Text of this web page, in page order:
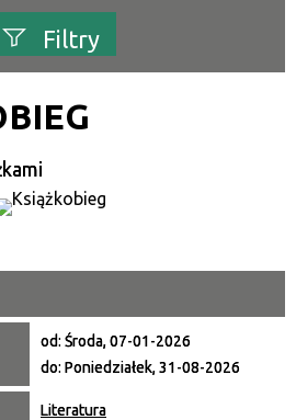
Filtry
w zakresie
od: Środa, 07-01-2026
do: Poniedziałek, 31-08-2026
Literatura